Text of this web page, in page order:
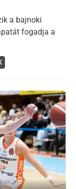
a bajnoki
fogadja a